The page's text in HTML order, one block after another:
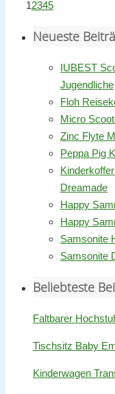
12345
Neueste
IUBEST
Jugendliche
Floh
Micro
Zinc Flyte
Peppa Pig
Dreamade
Happy
Happy
Samsonite
Samsonite
Beliebteste
Faltbarer
Tischsitz Baby
Kinderwagen